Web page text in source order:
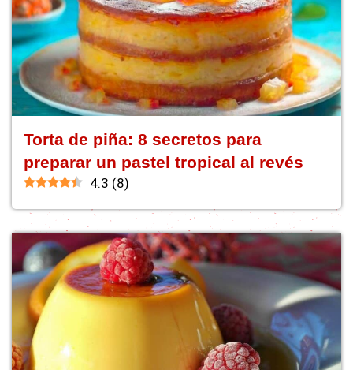
Torta de piña: 8 secretos para
preparar un pastel tropical al revés
4.3 (8)